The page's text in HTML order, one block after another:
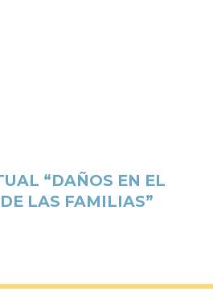
“DAÑOS EN EL
LAS FAMILIAS”